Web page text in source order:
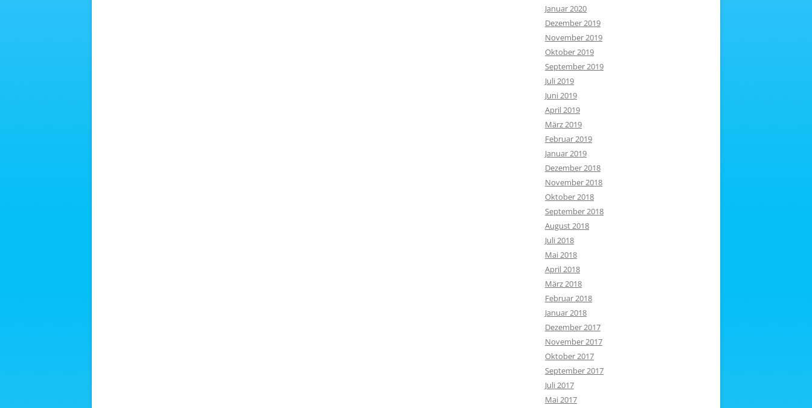
Januar 2020
Dezember 2019
November 2019
Oktober 2019
September 2019
Juli 2019
Juni 2019
April 2019
März 2019
Februar 2019
Januar 2019
Dezember 2018
November 2018
Oktober 2018
September 2018
August 2018
Juli 2018
Mai 2018
April 2018
März 2018
Februar 2018
Januar 2018
Dezember 2017
November 2017
Oktober 2017
September 2017
Juli 2017
Mai 2017